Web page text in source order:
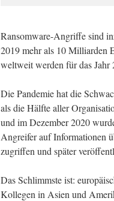
Ransomware-Angriffe sind
2019 mehr als 10 Milliarden
weltweit werden für das
Die Pandemie hat die
als die Hälfte aller
und im Dezember 2020
Angreifer auf Informationen
zugriffen und später
Das Schlimmste ist:
Kollegen in Asien und